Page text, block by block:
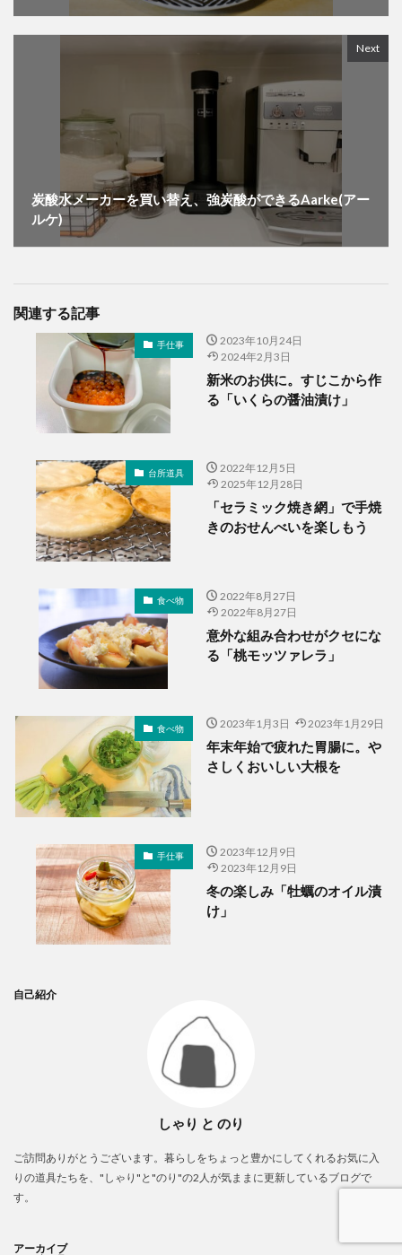
Next
炭酸水メーカーを買い替え、強炭酸ができるAarke(アー
ルケ)
関連する記事
手仕事
2023年10月24日
2024年2月3日
新米のお供に。すじこから作
る「いくらの醤油漬け」
台所道具
2022年12月5日
2025年12月28日
「セラミック焼き網」で手焼
きのおせんべいを楽しもう
食べ物
2022年8月27日
2022年8月27日
意外な組み合わせがクセにな
る「桃モッツァレラ」
食べ物 2023年1月3日 2023年1月29日
年末年始で疲れた胃腸に。や
さしくおいしい大根を
手仕事
2023年12月9日
2023年12月9日
冬の楽しみ「牡蠣のオイル漬
け」
自己紹介
しゃり と のり
ご訪問ありがとうございます。暮らしをちょっと豊かにしてくれるお気に入
りの道具たちを、"しゃり"と"のり"の2人が気ままに更新しているブログで
す。
アーカイブ